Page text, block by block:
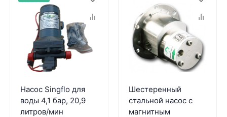
Насос Singflo для
воды 4,1 бар, 20,9
литров/мин
Шестеренный
стальной насос с
магнитным